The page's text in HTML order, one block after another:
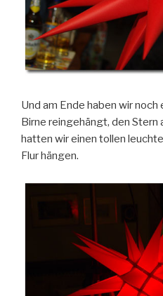
Und am Ende haben wir
Birne reingehängt, den Stern
hatten wir einen tollen
Flur hängen.